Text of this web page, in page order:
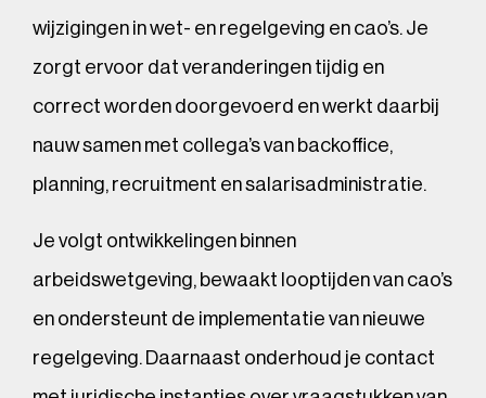
wijzigingen in wet- en regelgeving en cao’s. Je
zorgt ervoor dat veranderingen tijdig en
correct worden doorgevoerd en werkt daarbij
nauw samen met collega’s van backoffice,
planning, recruitment en salarisadministratie.
Je volgt ontwikkelingen binnen
arbeidswetgeving, bewaakt looptijden van cao’s
en ondersteunt de implementatie van nieuwe
regelgeving. Daarnaast onderhoud je contact